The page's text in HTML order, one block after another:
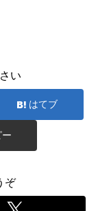
い
はてブ
ー
ぞ